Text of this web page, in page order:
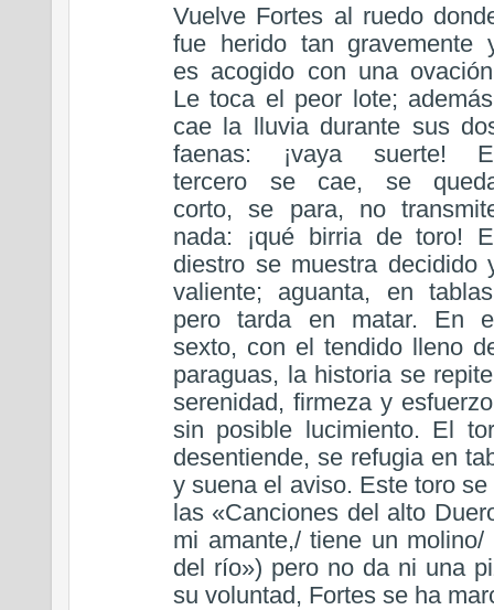
Vuelve Fortes al ruedo
fue herido tan gravemente
es acogido con una
Le toca el peor lote;
cae la lluvia durante sus
faenas: ¡vaya suerte!
tercero se cae, se
corto, se para, no
nada: ¡qué birria de toro!
diestro se muestra decidido
valiente; aguanta, en
pero tarda en matar. En
sexto, con el tendido lleno
paraguas, la historia se
serenidad, firmeza y
sin posible lucimiento. El
desentiende, se refugia en
y suena el aviso. Este toro
las «Canciones del alto
mi amante,/ tiene un
del río») pero no da ni una
su voluntad, Fortes se ha